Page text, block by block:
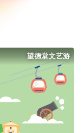
望德堂文艺游